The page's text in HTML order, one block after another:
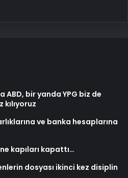
ABD, bir yanda YPG biz de
kılıyoruz
ve banka hesaplarına
kapıları kapattı…
dosyası ikinci kez disiplin